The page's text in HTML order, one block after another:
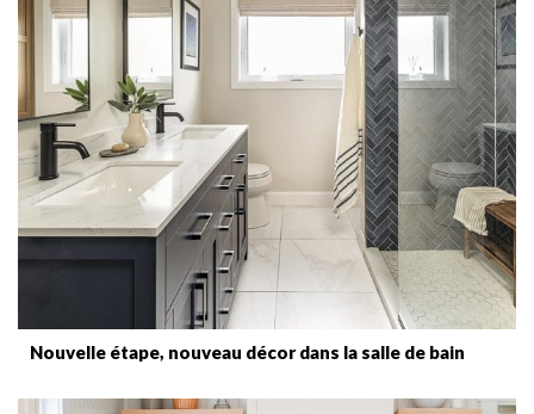
Nouvelle étape, nouveau décor dans la salle de bain